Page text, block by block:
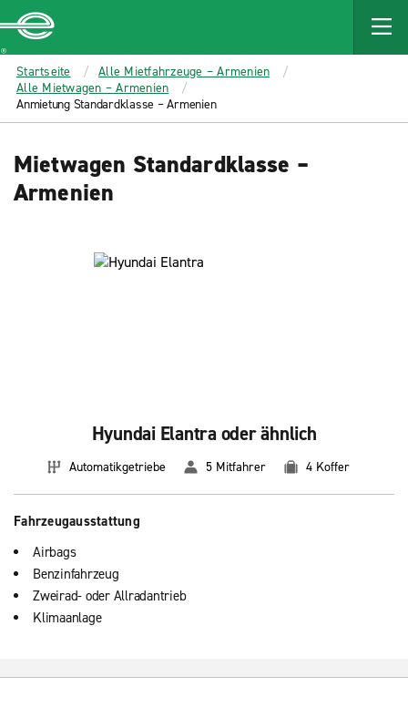
MAIN
CONTENT
Enterprise
Startseite
Alle Mietfahrzeuge – Armenien
Alle Mietwagen – Armenien
Anmietung Standardklasse – Armenien
Mietwagen Standardklasse –
Armenien
Hyundai Elantra oder ähnlich
Automatikgetriebe 5 Mitfahrer 4 Koffer
Fahrzeugausstattung
Airbags
Benzinfahrzeug
Zweirad- oder Allradantrieb
Klimaanlage